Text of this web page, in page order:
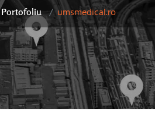
Portofoliu umsmedical.ro